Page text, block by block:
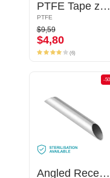
PTFE Tape zum Dehnen
PTFE
$9,59
$4,80
PTFE Tape zum Dehnen
PTFE
$9,59
$4,80
(6)
-50%
Angled Receiving Tube
-
Angled Receiving Tube